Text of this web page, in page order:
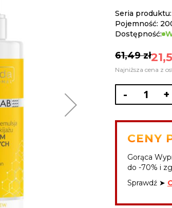
Seria produktu:
Pojemność:
Dostępność:
61,49 zł
Najniższa cena z
- +
CENY
Gorąca
do -70% i
Sprawdź ➤